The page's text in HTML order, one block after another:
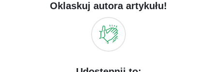
Oklaskuj autora artykułu!